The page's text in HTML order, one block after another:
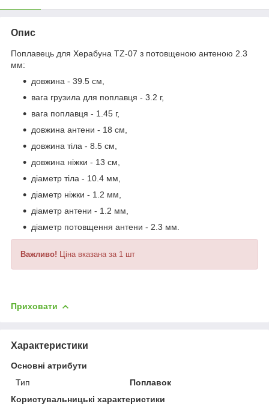
Опис
Поплавець для Херабуна TZ-07 з потовщеною антеною 2.3
мм:
довжина - 39.5 см,
вага грузила для поплавця - 3.2 г,
вага поплавця - 1.45 г,
довжина антени - 18 см,
довжина тіла - 8.5 см,
довжина ніжки - 13 см,
діаметр тіла - 10.4 мм,
діаметр ніжки - 1.2 мм,
діаметр антени - 1.2 мм,
діаметр потовщення антени - 2.3 мм.
Важливо! Ціна вказана за 1 шт
Приховати
Характеристики
Основні атрибути
Тип
Поплавок
Користувальницькі характеристики